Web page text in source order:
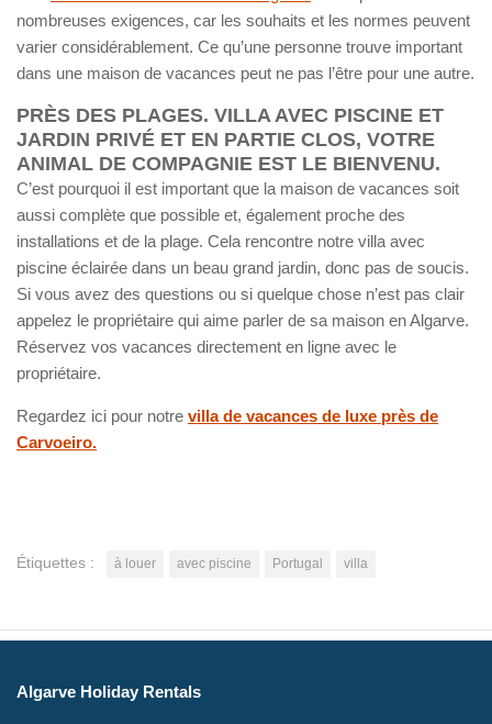
nombreuses exigences, car les souhaits et les normes peuvent
varier considérablement. Ce qu’une personne trouve important
dans une maison de vacances peut ne pas l’être pour une autre.
PRÈS DES PLAGES. VILLA AVEC PISCINE ET
JARDIN PRIVÉ ET EN PARTIE CLOS, VOTRE
ANIMAL DE COMPAGNIE EST LE BIENVENU.
C’est pourquoi il est important que la maison de vacances soit
aussi complète que possible et, également proche des
installations et de la plage. Cela rencontre notre villa avec
piscine éclairée dans un beau grand jardin, donc pas de soucis.
Si vous avez des questions ou si quelque chose n’est pas clair
appelez le propriétaire qui aime parler de sa maison en Algarve.
Réservez vos vacances directement en ligne avec le
propriétaire.
Regardez ici pour notre villa de vacances de luxe près de
Carvoeiro.
Étiquettes : à louer avec piscine Portugal villa
Algarve Holiday Rentals